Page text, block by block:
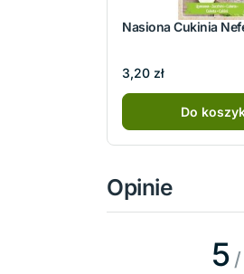
Nasiona Cukinia
3,20 zł
Do
Opinie
5